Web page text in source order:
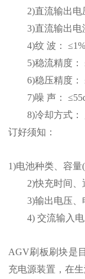
2)直流输出电
3)直流输出电流
4)纹 波： ≤1%
5)稳流精度：
6)稳压精度：
7)噪 声：
8)冷却方式：
订好须知：
1)电池种类、容量
2)快充时间、
3)输出电压、
4) 交流输入电
AGV刷板刷块是
充电源装置，在